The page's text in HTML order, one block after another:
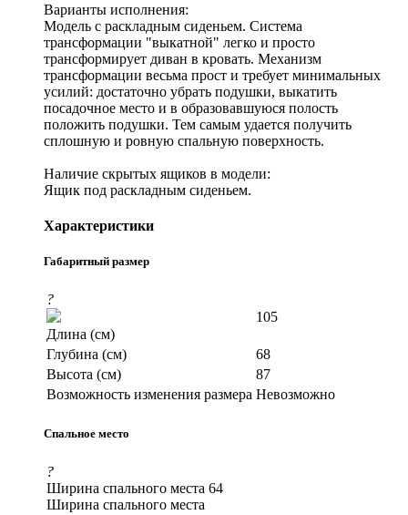
Варианты исполнения:
Модель с раскладным сиденьем. Система
трансформации "выкатной" легко и просто
трансформирует диван в кровать. Механизм
трансформации весьма прост и требует минимальных
усилий: достаточно убрать подушки, выкатить
посадочное место и в образовавшуюся полость
положить подушки. Тем самым удается получить
сплошную и ровную спальную поверхность.
Наличие скрытых ящиков в модели:
Ящик под раскладным сиденьем.
Характеристики
Габаритный размер
?
Длина (см)
105
Глубина (см)
68
Высота (см)
87
Возможность изменения размера Невозможно
Спальное место
?
Ширина спального места
Ширина спального места
64